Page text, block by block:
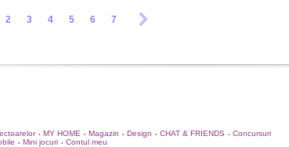
2 3 4 5 6 7
• MY HOME • Magazin • Design • CHAT & FRIENDS • Concursuri
• Mini jocuri • Contul meu